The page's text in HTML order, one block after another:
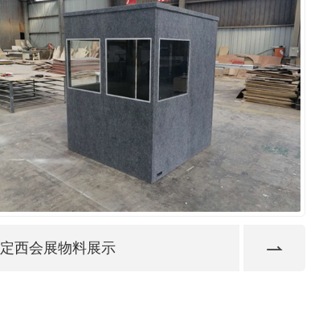
定西会展物料展示